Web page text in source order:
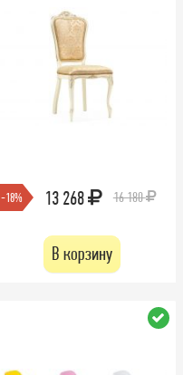
-18% 13 268 16 180
В корзину